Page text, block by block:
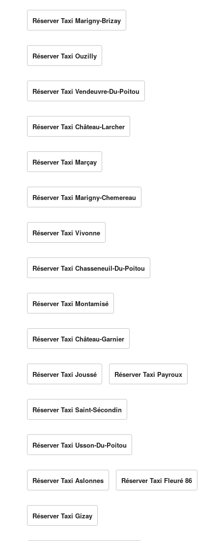
Réserver Taxi Marigny-Brizay
Réserver Taxi Ouzilly
Réserver Taxi Vendeuvre-Du-Poitou
Réserver Taxi Château-Larcher
Réserver Taxi Marçay
Réserver Taxi Marigny-Chemereau
Réserver Taxi Vivonne
Réserver Taxi Chasseneuil-Du-Poitou
Réserver Taxi Montamisé
Réserver Taxi Château-Garnier
Réserver Taxi Joussé Réserver Taxi Payroux
Réserver Taxi Saint-Sécondin
Réserver Taxi Usson-Du-Poitou
Réserver Taxi Aslonnes Réserver Taxi Fleuré 86
Réserver Taxi Gizay